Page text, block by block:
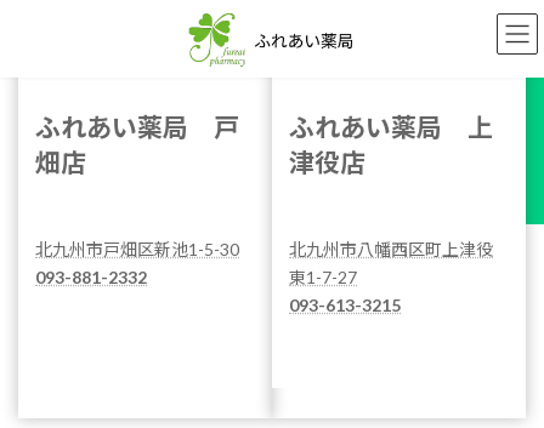
ン
ー
かかりつけ
ふれあい薬局 戸
畑店
北九州市戸畑区新池1-5-30
093-881-2332
ふれあい薬局 上
津役店
北九州市八幡西区町上津役
東1-7-27
093-613-3215